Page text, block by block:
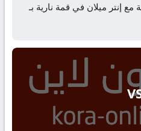
إنتر ميلان في قمة نارية بـ